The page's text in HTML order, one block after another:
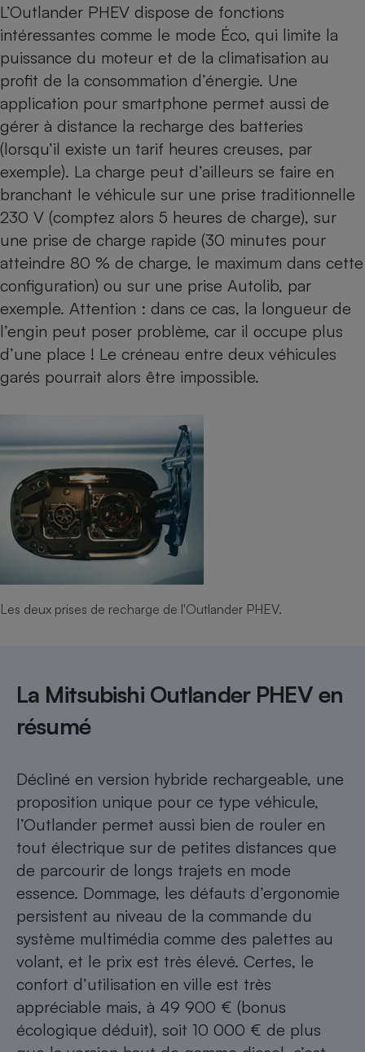
L’Outlander PHEV dispose de fonctions
intéressantes comme le mode Éco, qui limite la
puissance du moteur et de la climatisation au
profit de la consommation d’énergie. Une
application pour smartphone permet aussi de
gérer à distance la recharge des batteries
(lorsqu’il existe un tarif heures creuses, par
exemple). La charge peut d’ailleurs se faire en
branchant le véhicule sur une prise traditionnelle
230 V (comptez alors 5 heures de charge), sur
une prise de charge rapide (30 minutes pour
atteindre 80 % de charge, le maximum dans cette
configuration) ou sur une prise Autolib, par
exemple. Attention : dans ce cas, la longueur de
l’engin peut poser problème, car il occupe plus
d’une place ! Le créneau entre deux véhicules
garés pourrait alors être impossible.
Les deux prises de recharge de l'Outlander PHEV.
La Mitsubishi Outlander PHEV en
résumé
Décliné en version hybride rechargeable, une
proposition unique pour ce type véhicule,
l’Outlander permet aussi bien de rouler en
tout électrique sur de petites distances que
de parcourir de longs trajets en mode
essence. Dommage, les défauts d’ergonomie
persistent au niveau de la commande du
système multimédia comme des palettes au
volant, et le prix est très élevé. Certes, le
confort d’utilisation en ville est très
appréciable mais, à 49 900 € (bonus
écologique déduit), soit 10 000 € de plus